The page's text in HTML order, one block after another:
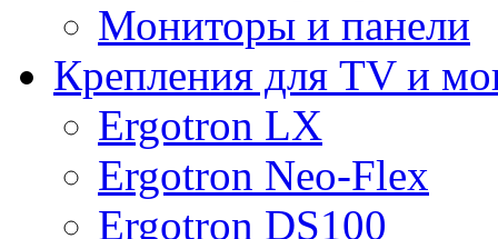
Мониторы и панели
Крепления для TV и
Ergotron LX
Ergotron Neo-Flex
Ergotron DS100